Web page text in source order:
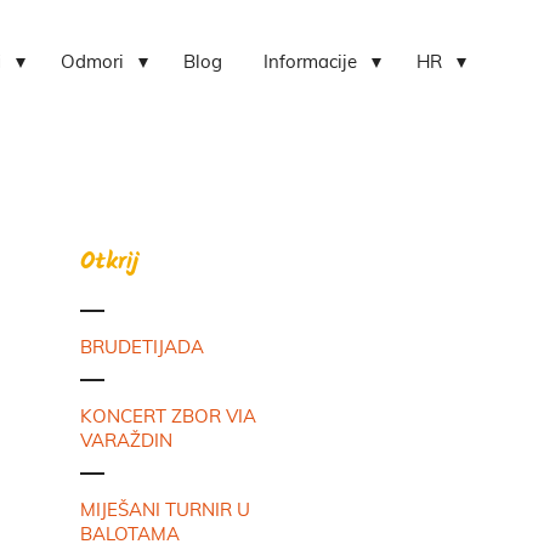
Odmori Blog Informacije HR
Otkrij
BRUDETIJADA
KONCERT ZBOR VIA
VARAŽDIN
MIJEŠANI TURNIR U
BALOTAMA